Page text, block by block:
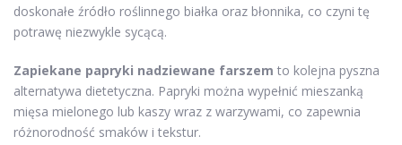
doskonałe źródło roślinnego białka oraz błonnika, co czyni tę
potrawę niezwykle sycącą.
Zapiekane papryki nadziewane farszem to kolejna pyszna
alternatywa dietetyczna. Papryki można wypełnić mieszanką
mięsa mielonego lub kaszy wraz z warzywami, co zapewnia
różnorodność smaków i tekstur.